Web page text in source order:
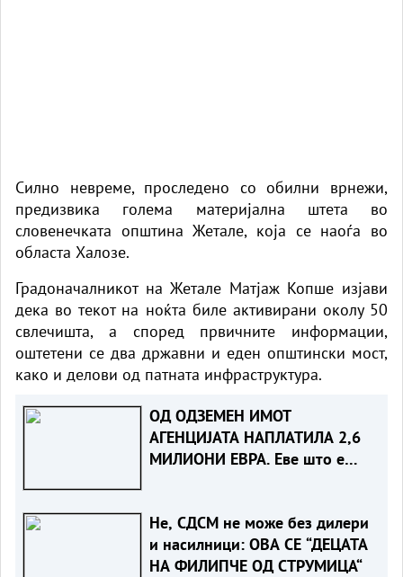
Силно невреме, проследено со обилни врнежи,
предизвика голема материјална штета во
словенечката општина Жетале, која се наоѓа во
областа Халозе.
Градоначалникот на Жетале Матјаж Копше изјави
дека во текот на ноќта биле активирани околу 50
свлечишта, а според првичните информации,
оштетени се два државни и еден општински мост,
како и делови од патната инфраструктура.
ОД ОДЗЕМЕН ИМОТ
АГЕНЦИЈАТА НАПЛАТИЛА 2,6
МИЛИОНИ ЕВРА. Еве што е
Не, СДСМ не може без дилери
и насилници: ОВА СЕ “ДЕЦАТА
НА ФИЛИПЧЕ ОД СТРУМИЦА“